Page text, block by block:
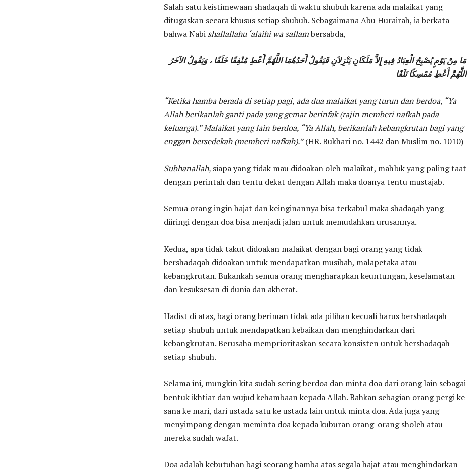
Salah satu keistimewaan shadaqah di waktu shubuh karena ada malaikat yang
ditugaskan secara khusus setiap shubuh. Sebagaimana Abu Hurairah, ia berkata
bahwa Nabi shallallahu ‘alaihi wa sallambersabda,
مَا مِنْ يَوْمٍ يُصْبِحُ الْعِبَادُ فِيهِ إِلاَّ مَلَكَانِ يَنْزِلاَنِ فَيَقُولُ أَحَدُهُمَا اللَّهُمَّ أَعْطِ مُنْفِقًا خَلَفًا ، وَيَقُولُ الآخَرُ
اللَّهُمَّ أَعْطِ مُمْسِكًا تَلَفًا
“Ketika hamba berada di setiap pagi, ada dua malaikat yang turun dan berdoa, “Ya
Allah berikanlah ganti pada yang gemar berinfak (rajin memberi nafkah pada
keluarga).” Malaikat yang lain berdoa, “Ya Allah, berikanlah kebangkrutan bagi yang
enggan bersedekah (memberi nafkah).”(HR. Bukhari no. 1442 dan Muslim no. 1010)
Subhanallah, siapa yang tidak mau didoakan oleh malaikat, mahluk yang paling taat
dengan perintah dan tentu dekat dengan Allah maka doanya tentu mustajab.
Semua orang ingin hajat dan keinginannya bisa terkabul maka shadaqah yang
diiringi dengan doa bisa menjadi jalan untuk memudahkan urusannya.
Kedua, apa tidak takut didoakan malaikat dengan bagi orang yang tidak
bershadaqah didoakan untuk mendapatkan musibah, malapetaka atau
kebangkrutan. Bukankah semua orang mengharapkan keuntungan, keselamatan
dan kesuksesan di dunia dan akherat.
Hadist di atas, bagi orang beriman tidak ada pilihan kecuali harus bershadaqah
setiap shubuh untuk mendapatkan kebaikan dan menghindarkan dari
kebangkrutan. Berusaha memprioritaskan secara konsisten untuk bershadaqah
setiap shubuh.
Selama ini, mungkin kita sudah sering berdoa dan minta doa dari orang lain sebagai
bentuk ikhtiar dan wujud kehambaan kepada Allah. Bahkan sebagian orang pergi ke
sana ke mari, dari ustadz satu ke ustadz lain untuk minta doa. Ada juga yang
menyimpang dengan meminta doa kepada kuburan orang-orang sholeh atau
mereka sudah wafat.
Doa adalah kebutuhan bagi seorang hamba atas segala hajat atau menghindarkan